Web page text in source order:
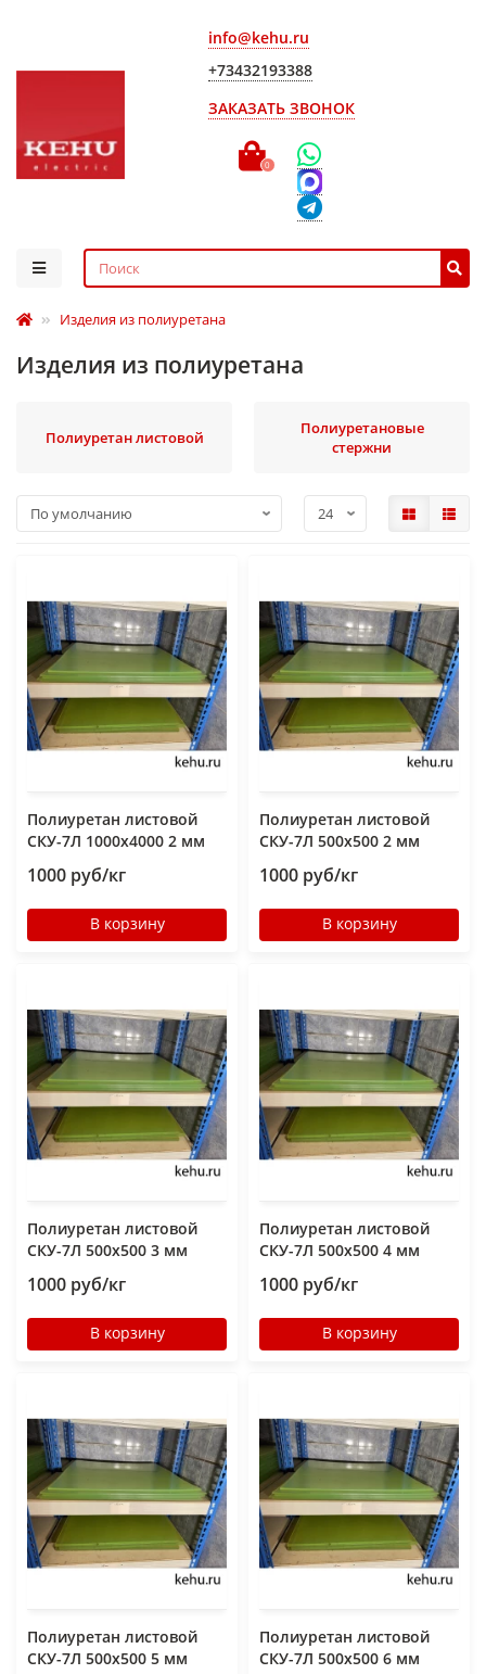
info@kehu.ru
+73432193388
ЗАКАЗАТЬ ЗВОНОК
0
Изделия из полиуретана
Изделия из полиуретана
Полиуретан листовой
Полиуретановые
стержни
Полиуретан листовой
СКУ-7Л 1000х4000 2 мм
1000 руб/кг
В корзину
Полиуретан листовой
СКУ-7Л 500х500 2 мм
1000 руб/кг
В корзину
Полиуретан листовой
СКУ-7Л 500х500 3 мм
1000 руб/кг
В корзину
Полиуретан листовой
СКУ-7Л 500х500 4 мм
1000 руб/кг
В корзину
Полиуретан листовой
СКУ-7Л 500х500 5 мм
Полиуретан листовой
СКУ-7Л 500х500 6 мм